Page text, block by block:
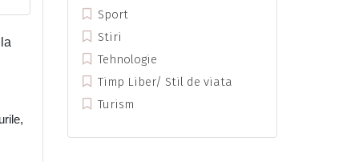
Sport
Stiri
Tehnologie
Timp Liber/ Stil de viata
Turism